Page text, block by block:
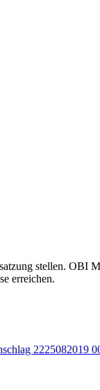
stellen. OBI
erreichen.